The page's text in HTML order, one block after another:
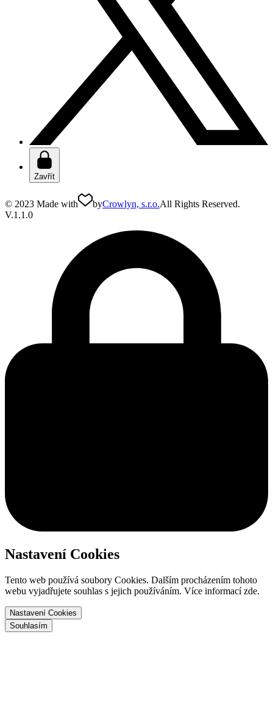
Zavřít
© 2023 Made with byCrowlyn, s.r.o.All Rights Reserved.
V.1.1.0
Nastavení Cookies
Tento web používá soubory Cookies. Dalším procházením tohoto
webu vyjadřujete souhlas s jejich používáním. Více informací zde.
Nastavení Cookies
Souhlasím